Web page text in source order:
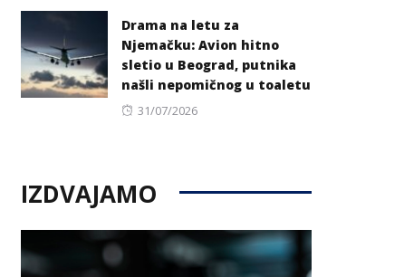
Drama na letu za
Njemačku: Avion hitno
sletio u Beograd, putnika
našli nepomičnog u toaletu
Posted
31/07/2026
IZDVAJAMO